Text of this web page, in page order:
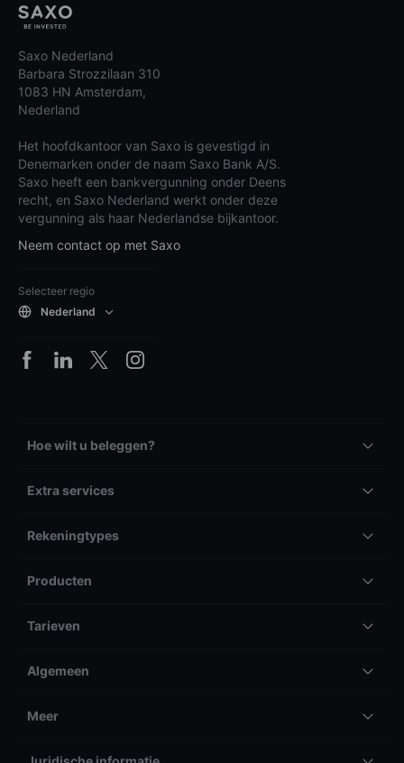
Saxo Nederland
Barbara Strozzilaan 310
1083 HN Amsterdam,
Nederland
Het hoofdkantoor van Saxo is gevestigd in
Denemarken onder de naam Saxo Bank A/S.
Saxo heeft een bankvergunning onder Deens
recht, en Saxo Nederland werkt onder deze
vergunning als haar Nederlandse bijkantoor.
Neem contact op met Saxo
Selecteer regio
Nederland
Hoe wilt u beleggen?
Extra services
Rekeningtypes
Producten
Tarieven
Algemeen
Meer